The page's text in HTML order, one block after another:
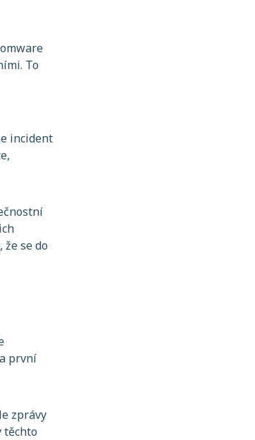
To
incident
se do
první
zprávy
těchto